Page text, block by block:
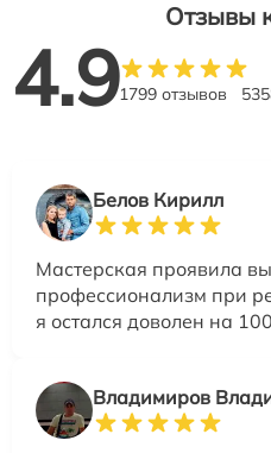
Отзывы
4.91799 отзывов
Белов Кирилл
Мастерская проявила
профессионализм при
я остался доволен на
Владимиров